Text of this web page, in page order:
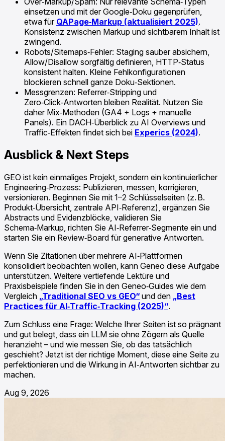
einsetzen und mit der Google‑Doku gegenprüfen,
etwa für QAPage‑Markup (aktualisiert 2025).
Konsistenz zwischen Markup und sichtbarem Inhalt ist
zwingend.
Robots/Sitemaps‑Fehler: Staging sauber absichern,
Allow/Disallow sorgfältig definieren, HTTP‑Status
konsistent halten. Kleine Fehlkonfigurationen
blockieren schnell ganze Doku‑Sektionen.
Messgrenzen: Referrer‑Stripping und
Zero‑Click‑Antworten bleiben Realität. Nutzen Sie
daher Mix‑Methoden (GA4 + Logs + manuelle
Panels). Ein DACH‑Überblick zu AI Overviews und
Traffic‑Effekten findet sich bei Experics (2024).
Ausblick & Next Steps
GEO ist kein einmaliges Projekt, sondern ein kontinuierlicher
Engineering‑Prozess: Publizieren, messen, korrigieren,
versionieren. Beginnen Sie mit 1–2 Schlüsselseiten (z. B.
Produkt‑Übersicht, zentrale API‑Referenz), ergänzen Sie
Abstracts und Evidenzblöcke, validieren Sie
Schema‑Markup, richten Sie AI‑Referrer‑Segmente ein und
starten Sie ein Review‑Board für generative Antworten.
Wenn Sie Zitationen über mehrere AI‑Plattformen
konsolidiert beobachten wollen, kann Geneo diese Aufgabe
unterstützen. Weitere vertiefende Lektüre und
Praxisbeispiele finden Sie in den Geneo‑Guides wie dem
Vergleich „Traditional SEO vs GEO“ und den „Best
Practices für AI‑Traffic‑Tracking (2025)“.
Zum Schluss eine Frage: Welche Ihrer Seiten ist so prägnant
und gut belegt, dass ein LLM sie ohne Zögern als Quelle
heranzieht – und wie messen Sie, ob das tatsächlich
geschieht? Jetzt ist der richtige Moment, diese eine Seite zu
perfektionieren und die Wirkung in AI‑Antworten sichtbar zu
machen.
Aug 9, 2026